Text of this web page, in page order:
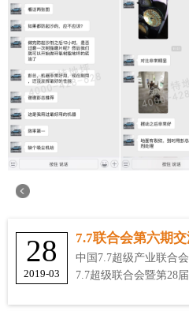
28
2019-03
7.7联合会第六期
中国7.7超级产业联合
7.7超级联合会暨第28